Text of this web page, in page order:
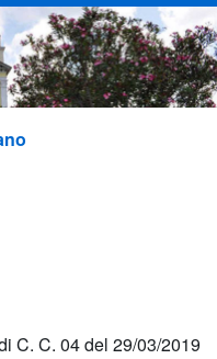
C. C. 04 del 29/03/2019